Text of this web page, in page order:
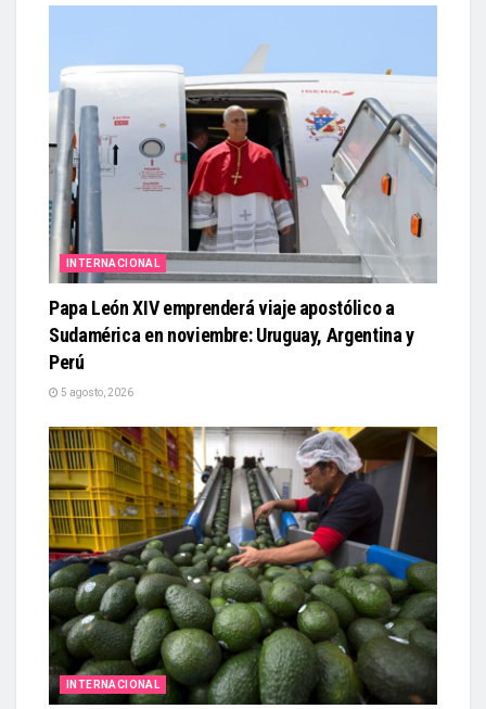
INTERNACIONAL
Papa León XIV emprenderá viaje apostólico a
Sudamérica en noviembre: Uruguay, Argentina y
Perú
5 agosto, 2026
INTERNACIONAL